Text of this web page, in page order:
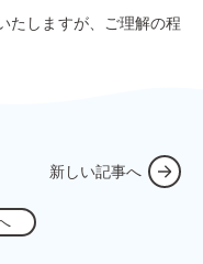
たしますが、ご理解の程
新しい記事へ